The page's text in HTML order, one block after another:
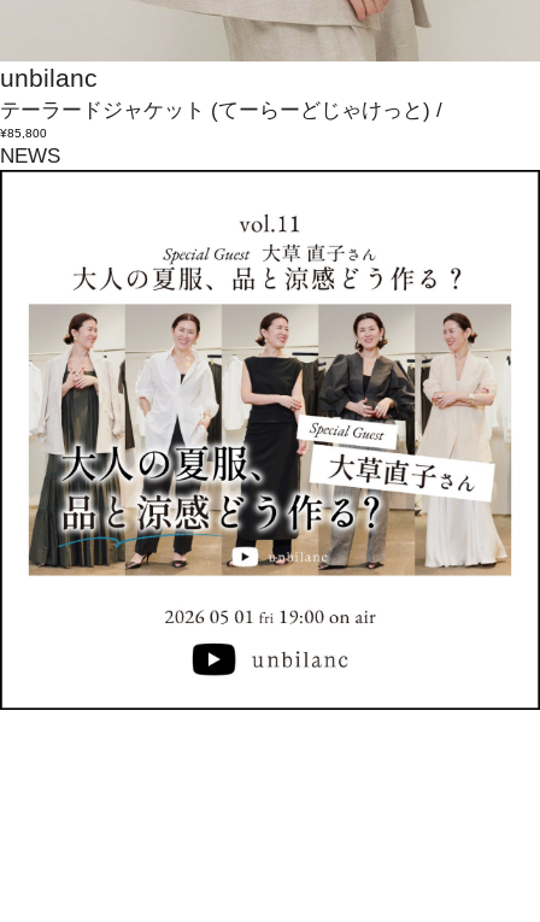
unbilanc
テーラードジャケット (てーらーどじゃけっと) /
¥85,800
NEWS